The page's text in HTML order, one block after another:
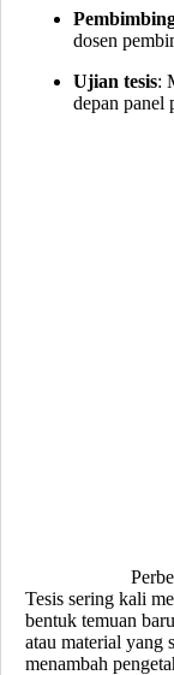
dosen
Ujian tesis:
depan panel
Tesis sering kali
bentuk temuan
atau material yang
menambah